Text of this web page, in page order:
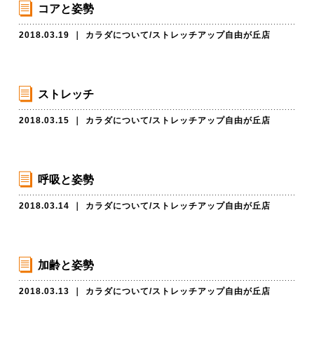
コアと姿勢
2018.03.19 カラダについて/ストレッチアップ自由が丘店
ストレッチ
2018.03.15 カラダについて/ストレッチアップ自由が丘店
呼吸と姿勢
2018.03.14 カラダについて/ストレッチアップ自由が丘店
加齢と姿勢
2018.03.13 カラダについて/ストレッチアップ自由が丘店